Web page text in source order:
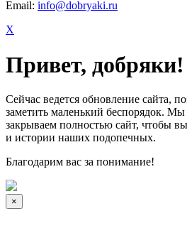
Email: info@dobryaki.ru
X
Привет, добряки!
Сейчас ведется обновление сайта,
заметить маленький беспорядок.
закрываем полностью сайт, чтобы
и истории наших подопечных.
Благодарим вас за понимание!
×